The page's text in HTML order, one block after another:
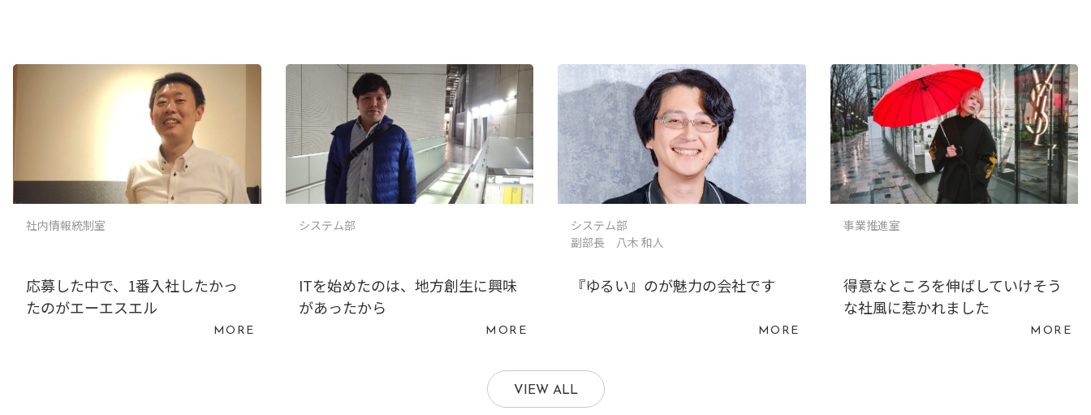
社内情報統制室
応募した中で、1番入社したかっ
たのがエーエスエル
MORE
システム部
ITを始めたのは、地方創生に興味
があったから
MORE
システム部
副部長 八木 和人
『ゆるい』のが魅力の会社です
MORE
事業推進室
得意なところを伸ばしていけそう
な社風に惹かれました
MORE
VIEW ALL